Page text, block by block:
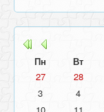
Пн
Вт
27
28
3
4